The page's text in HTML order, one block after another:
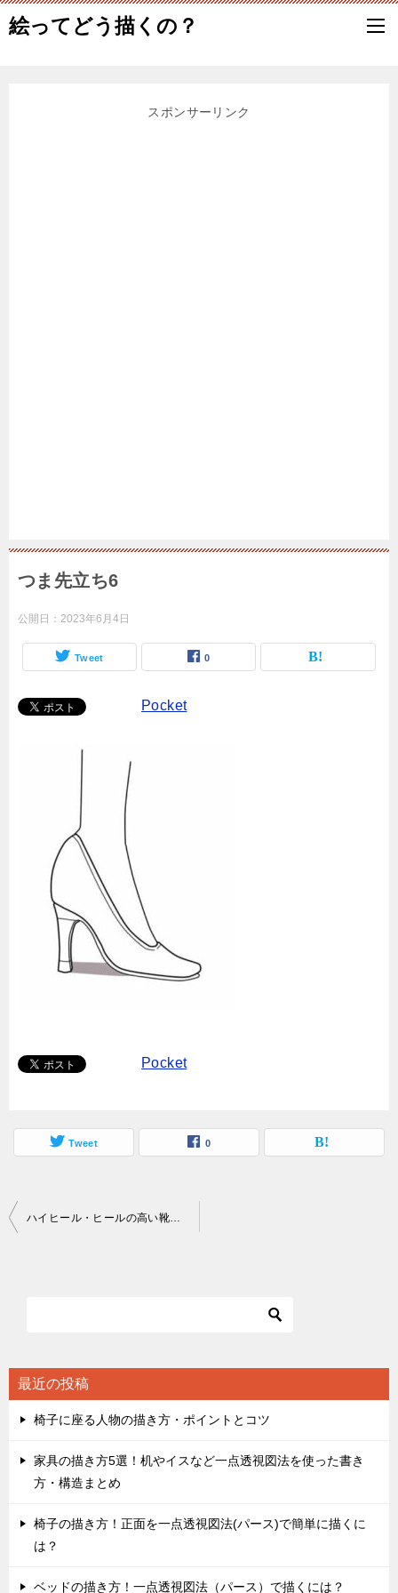
絵ってどう描くの？
スポンサーリンク
つま先立ち6
公開日： 2023年6月4日
Tweet 0
Pocket
Pocket
Tweet 0
投
シ
ョ
ハイヒール・ヒールの高い靴の描き方
最近の投稿
椅子に座る人物の描き方・ポイントとコツ
家具の描き方5選！机やイスなど一点透視図法を使った書き
方・構造まとめ
椅子の描き方！正面を一点透視図法(パース)で簡単に描くに
は？
ベッドの描き方！一点透視図法（パース）で描くには？